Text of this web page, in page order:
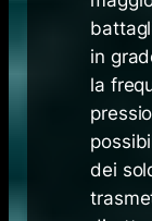
in
la
dei